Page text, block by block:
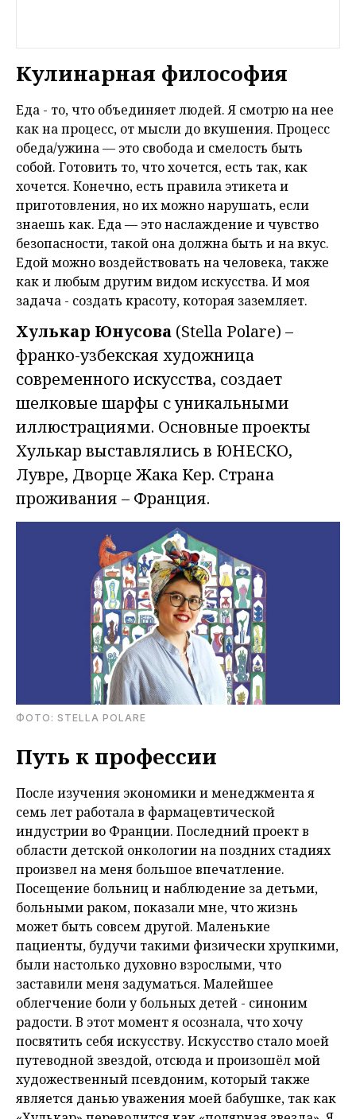
Кулинарная философия
Еда - то, что объединяет людей. Я смотрю на нее
как на процесс, от мысли до вкушения. Процесс
обеда/ужина — это свобода и смелость быть
собой. Готовить то, что хочется, есть так, как
хочется. Конечно, есть правила этикета и
приготовления, но их можно нарушать, если
знаешь как. Еда — это наслаждение и чувство
безопасности, такой она должна быть и на вкус.
Едой можно воздействовать на человека, также
как и любым другим видом искусства. И моя
задача - создать красоту, которая заземляет.
Хулькар Юнусова (Stella Polare) –
франко-узбекская художница
современного искусства, создает
шелковые шарфы с уникальными
иллюстрациями. Основные проекты
Хулькар выставлялись в ЮНЕСКО,
Лувре, Дворце Жака Кер. Страна
проживания – Франция.
ФОТО: STELLA POLARE
Путь к профессии
После изучения экономики и менеджмента я
семь лет работала в фармацевтической
индустрии во Франции. Последний проект в
области детской онкологии на поздних стадиях
произвел на меня большое впечатление.
Посещение больниц и наблюдение за детьми,
больными раком, показали мне, что жизнь
может быть совсем другой. Маленькие
пациенты, будучи такими физически хрупкими,
были настолько духовно взрослыми, что
заставили меня задуматься. Малейшее
облегчение боли у больных детей - синоним
радости. В этот момент я осознала, что хочу
посвятить себя искусству. Искусство стало моей
путеводной звездой, отсюда и произошёл мой
художественный псевдоним, который также
является данью уважения моей бабушке, так как